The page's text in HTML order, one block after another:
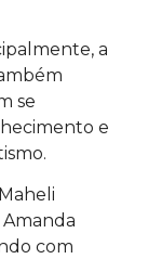
a
se
e
com